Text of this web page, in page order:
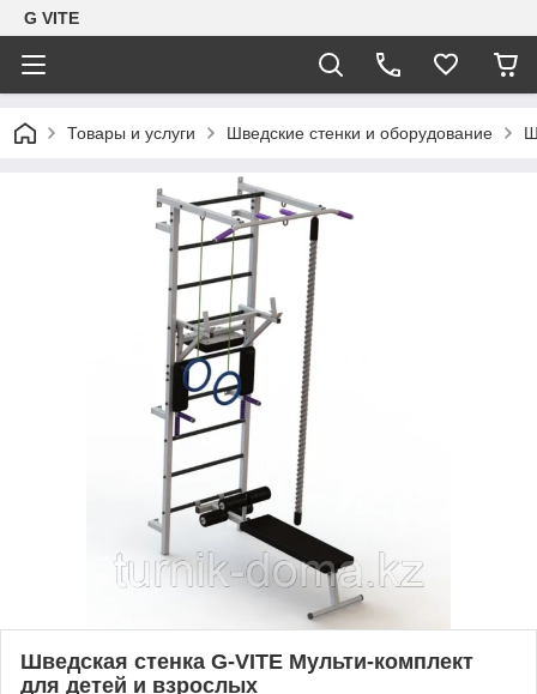
G VITE
Товары и услуги Шведские стенки и оборудование
Шведская стенка G-VITE Мульти-комплект
для детей и взрослых